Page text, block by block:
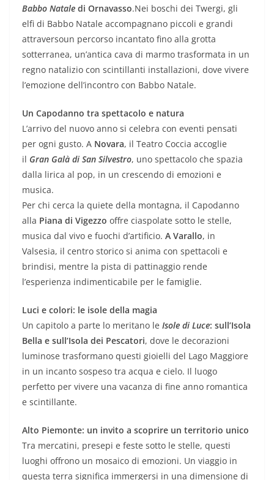
Babbo Natale di Ornavasso.Nei boschi dei Twergi, gli
elfi di Babbo Natale accompagnano piccoli e grandi
attraversoun percorso incantato fino alla grotta
sotterranea, un’antica cava di marmo trasformata in un
regno natalizio con scintillanti installazioni, dove vivere
l’emozione dell’incontro con Babbo Natale.
Un Capodanno tra spettacolo e natura
L’arrivo del nuovo anno si celebra con eventi pensati
per ogni gusto. A Novara, il Teatro Coccia accoglie
il Gran Galà di San Silvestro, uno spettacolo che spazia
dalla lirica al pop, in un crescendo di emozioni e
musica.
Per chi cerca la quiete della montagna, il Capodanno
alla Piana di Vigezzo offre ciaspolate sotto le stelle,
musica dal vivo e fuochi d’artificio. A Varallo, in
Valsesia, il centro storico si anima con spettacoli e
brindisi, mentre la pista di pattinaggio rende
l’esperienza indimenticabile per le famiglie.
Luci e colori: le isole della magia
Un capitolo a parte lo meritano le Isole di Luce: sull’Isola
Bella e sull’Isola dei Pescatori, dove le decorazioni
luminose trasformano questi gioielli del Lago Maggiore
in un incanto sospeso tra acqua e cielo. Il luogo
perfetto per vivere una vacanza di fine anno romantica
e scintillante.
Alto Piemonte: un invito a scoprire un territorio unico
Tra mercatini, presepi e feste sotto le stelle, questi
luoghi offrono un mosaico di emozioni. Un viaggio in
questa terra significa immergersi in una dimensione di